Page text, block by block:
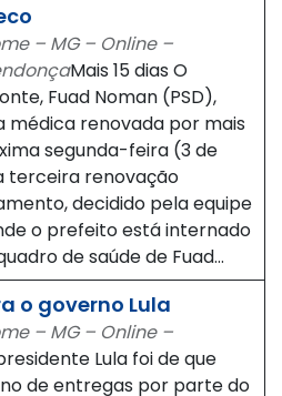
– MG – Online –
Mais 15 dias O
Fuad Noman (PSD),
médica renovada por mais
segunda-feira (3 de
terceira renovação
decidido pela equipe
o prefeito está internado
de saúde de Fuad…
o governo Lula
– MG – Online –
Lula foi de que
de entregas por parte do